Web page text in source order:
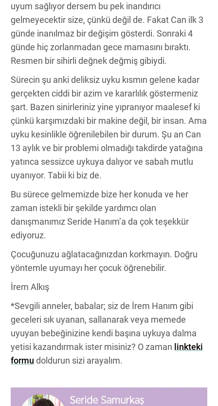
uyum sağlıyor dersem bu pek inandırıcı
gelmeyecektir size, çünkü değil de. Fakat Can ilk 3
günde inanılmaz bir değişim gösterdi. Sonraki 4
günde hiç zorlanmadan gece mamasını bıraktı.
Resmen bir sihirli değnek değmiş gibiydi.
Sürecin şu anki deliksiz uyku kısmın gelene kadar
gerçekten ciddi bir azim ve kararlılık göstermeniz
şart. Bazen sinirleriniz yine yıpranıyor maalesef ki
çünkü karşımızdaki bir makine değil, bir insan. Ama
uyku kesinlikle öğrenilebilen bir durum. Şu an Can
13 aylık ve bir problemi olmadığı takdirde yatağına
yatınca sessizce uykuya dalıyor ve sabah mutlu
uyanıyor. Tabii ki biz de.
Bu sürece gelmemizde bize her konuda ve her
zaman istekli bir şekilde yardımcı olan
danışmanımız Seride Hanım’a da çok teşekkür
ediyoruz.
Çocuğunuzu ağlatacağınızdan korkmayın. Doğru
yöntemle uyumayı her çocuk öğrenebilir.
İrem Alkış
*Sevgili anneler, babalar; siz de İrem Hanım gibi
geceleri sık uyanan, sallanarak veya memede
uyuyan bebeğinizine kendi başına uykuya dalma
yetisi kazandırmak ister misiniz? O zaman linkteki
formu doldurun sizi arayalım.